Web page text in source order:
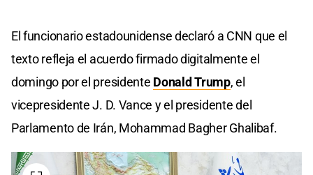
El funcionario estadounidense declaró a CNN que el
texto refleja el acuerdo firmado digitalmente el
domingo por el presidente Donald Trump, el
vicepresidente J. D. Vance y el presidente del
Parlamento de Irán, Mohammad Bagher Ghalibaf.